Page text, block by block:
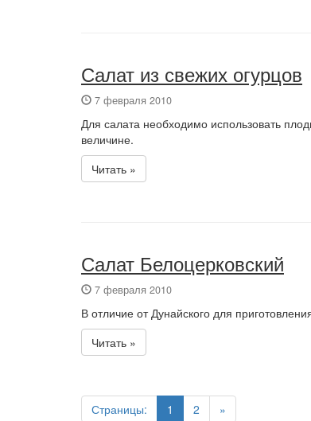
Салат из свежих огурцов
7 февраля 2010
Для салата необходимо использовать
величине.
Читать »
Салат Белоцерковский
7 февраля 2010
В отличие от Дунайского для
Читать »
Страницы: 1 2 »